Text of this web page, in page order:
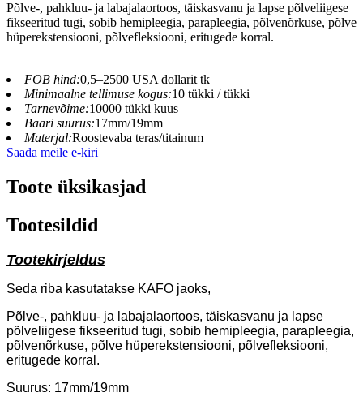
Põlve-, pahkluu- ja labajalaortoos, täiskasvanu ja lapse põlveliigese
fikseeritud tugi, sobib hemipleegia, parapleegia, põlvenõrkuse, põlve
hüperekstensiooni, põlvefleksiooni, eritugede korral.
FOB hind:0,5–2500 USA dollarit tk
Minimaalne tellimuse kogus:10 tükki / tükki
Tarnevõime:10000 tükki kuus
Baari suurus:17mm/19mm
Materjal:Roostevaba teras/titainum
Saada meile e-kiri
Toote üksikasjad
Tootesildid
Tootekirjeldus
Seda riba kasutatakse KAFO jaoks,
Põlve-, pahkluu- ja labajalaortoos, täiskasvanu ja lapse
põlveliigese fikseeritud tugi, sobib hemipleegia, parapleegia,
põlvenõrkuse, põlve hüperekstensiooni, põlvefleksiooni,
eritugede korral.
Suurus: 17mm/19mm